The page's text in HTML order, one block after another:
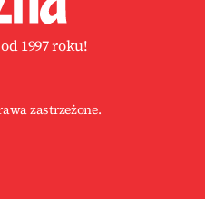
1997 roku!
zastrzeżone.